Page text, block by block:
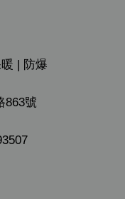
| 防爆
863號